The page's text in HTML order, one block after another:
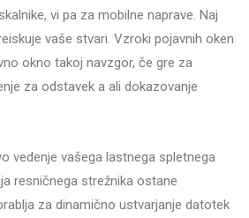
vi pa za mobilne naprave. Naj
vaše stvari. Vzroki pojavnih oken
okno takoj navzgor, če gre za
za odstavek a ali dokazovanje
vedenje vašega lastnega spletnega
resničnega strežnika ostane
za dinamično ustvarjanje datotek